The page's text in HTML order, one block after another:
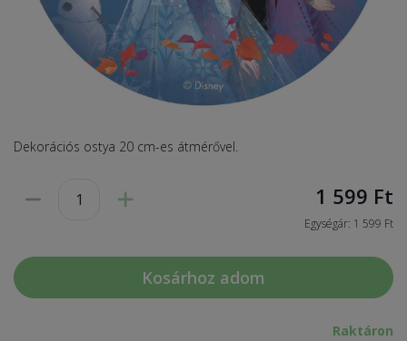
Dekorációs ostya 20 cm-es átmérővel.
1 599 Ft
Egységár: 1 599 Ft
Kosárhoz adom
Raktáron